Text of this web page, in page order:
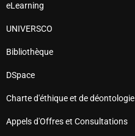
eLearning
UNIVERSCO
Bibliothèque
DSpace
Charte d'éthique et de déontologie
Appels d'Offres et Consultations